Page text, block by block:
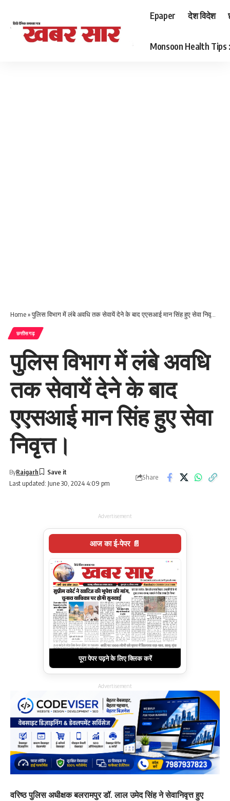
Epaper देश विदेश
Monsoon Health Tips :
Home»पुलिस विभाग में लंबे अवधि तक सेवायें देने के बाद एएसआई मान सिंह हुए सेवा निवृत्त।
छत्तीसगढ़
पुलिस विभाग में लंबे अवधि
तक सेवायें देने के बाद
एएसआई मान सिंह हुए सेवा
निवृत्त।
Last updated: June 30, 2024 4:09 pm
ByRaigarh
Share
Advertisement
आज का ई-पेपर 📄
पूरा पेपर पढ़ने के लिए क्लिक करें
Advertisement
वरिष्ठ पुलिस अधीक्षक बलरामपुर डॉ. लाल उमेद सिंह ने सेवानिवृत्त हुए